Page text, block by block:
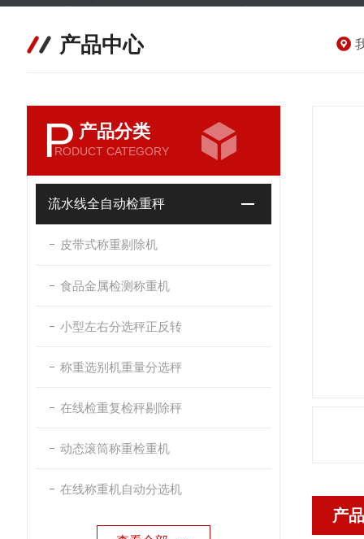
产品中心
P 产品分类
RODUCT CATEGORY
流水线全自动检重秤
皮带式称重剔除机
食品金属检测称重机
小型左右分选秤正反转
称重选别机重量分选秤
在线检重复检秤剔除秤
动态滚筒称重检重机
在线称重机自动分选机
产